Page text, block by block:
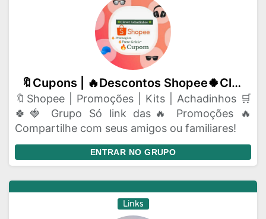
🔖Cupons | 🔥Descontos Shopee🍀Clover Achadinhos
🔖Shopee | Promoções | Kits | Achadinhos 🛒
🍀🍓 Grupo Só link das🔥 Promoções 🔥
Compartilhe com seus amigos ou familiares!
ENTRAR NO GRUPO
Links